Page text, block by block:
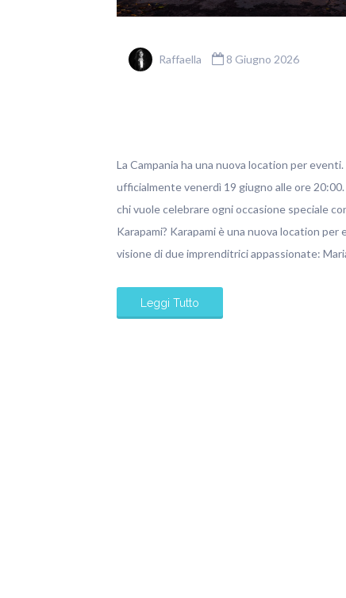
Raffaella 8 Giugno 2026
La Campania ha una nuova location per
ufficialmente venerdì 19 giugno alle ore
chi vuole celebrare ogni occasione speciale
Karapami? Karapami è una nuova location per
visione di due imprenditrici appassionate:
Leggi Tutto